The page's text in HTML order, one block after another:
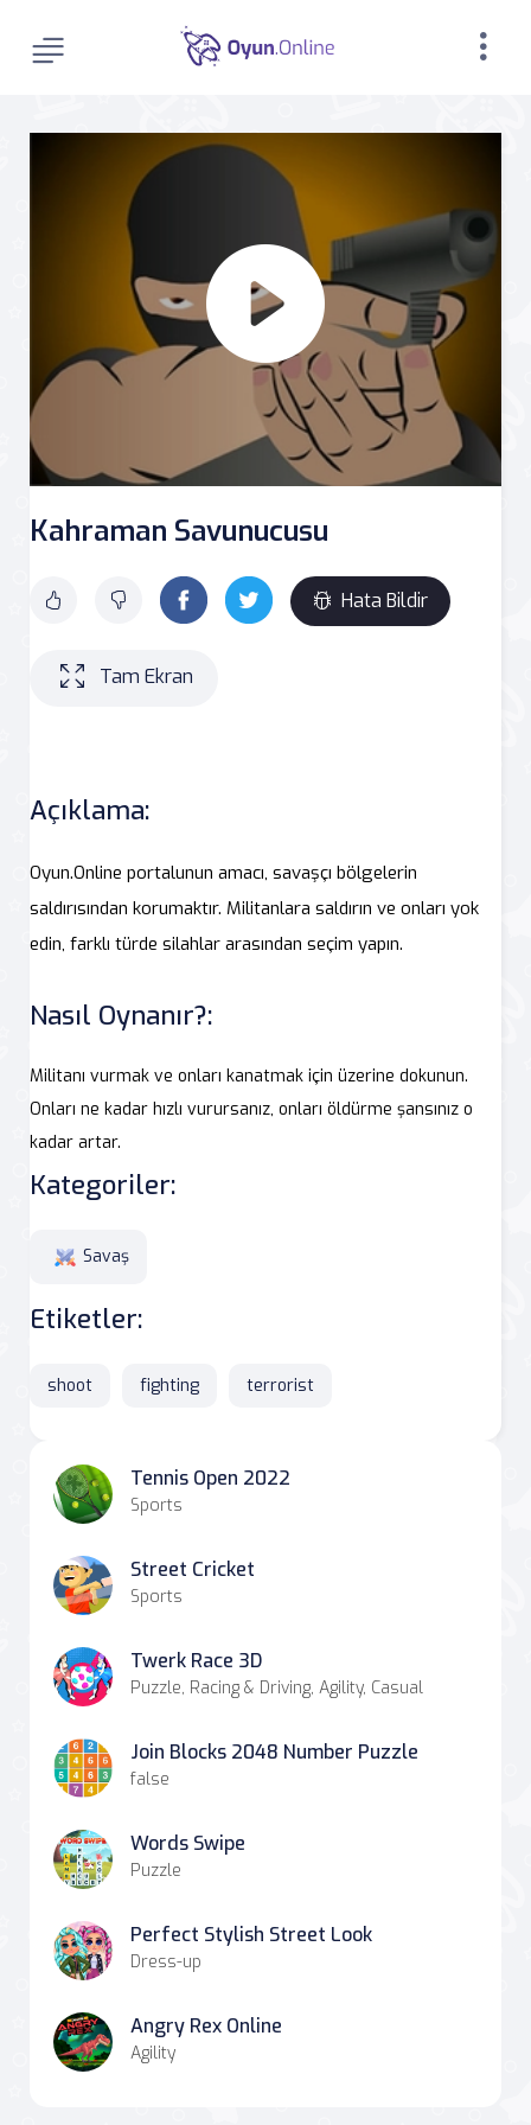
Kahraman Savunucusu
Hata Bildir
Tam Ekran
Açıklama:
Oyun.Online portalunun amacı, savaşçı bölgelerin
saldırısından korumaktır. Militanlara saldırın ve onları yok
edin, farklı türde silahlar arasından seçim yapın.
Nasıl Oynanır?:
Militanı vurmak ve onları kanatmak için üzerine dokunun.
Onları ne kadar hızlı vurursanız, onları öldürme şansınız o
kadar artar.
Kategoriler:
Savaş
Etiketler:
shoot fighting terrorist
Tennis Open 2022
Sports
Street Cricket
Sports
Twerk Race 3D
Puzzle, Racing & Driving, Agility, Casual
Join Blocks 2048 Number Puzzle
false
Words Swipe
Puzzle
Perfect Stylish Street Look
Dress-up
Angry Rex Online
Agility